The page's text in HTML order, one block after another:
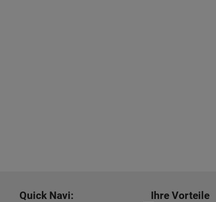
Quick Navi: Ihre Vorteile